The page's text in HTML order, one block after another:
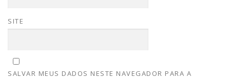
SITE
SALVAR MEUS DADOS NESTE NAVEGADOR PARA A